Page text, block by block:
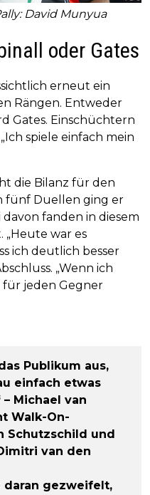
David Munyua
oder Gates
erneut ein
Rängen. Entweder
Gates. Einschüchtern
spiele einfach mein
die Bilanz für den
fünf Duellen ging er
davon fanden in diesem
war es
ich deutlich besser
„Wenn ich
für jeden Gegner
Publikum aus,
einfach etwas
Michael van
Walk-On-
Schutzschild und
van den
daran gezweifelt,